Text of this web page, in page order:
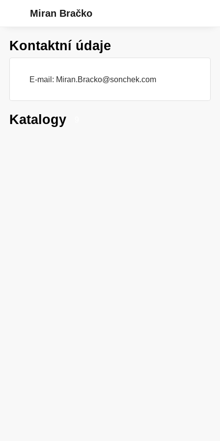
Miran Bračko
Kontaktní údaje
E-mail: Miran.Bracko@sonchek.com
Katalogy